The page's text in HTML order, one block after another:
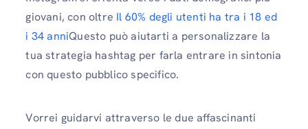
giovani, con oltre Il 60% degli utenti ha tra i 18 ed
i 34 anniQuesto può aiutarti a personalizzare la
tua strategia hashtag per farla entrare in sintonia
con questo pubblico specifico.
Vorrei guidarvi attraverso le due affascinanti